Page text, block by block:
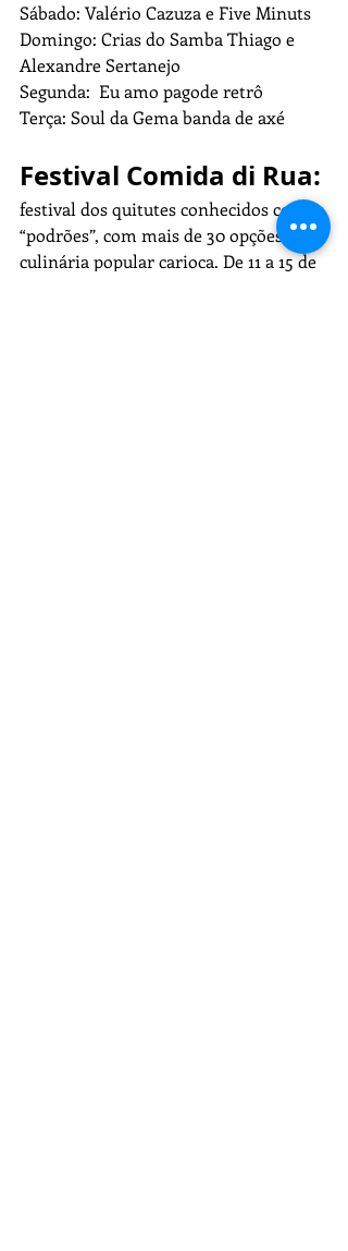
Sábado: Valério Cazuza e Five Minuts
Domingo: Crias do Samba Thiago e
Alexandre Sertanejo
Segunda:  Eu amo pagode retrô
Terça: Soul da Gema banda de axé
Festival Comida di Rua:
festival dos quitutes conhecidos como
“podrões”, com mais de 30 opções da
culinária popular carioca. De 11 a 15 de